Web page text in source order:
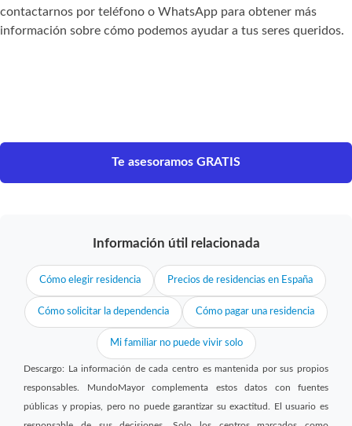
contactarnos por teléfono o WhatsApp para obtener más
información sobre cómo podemos ayudar a tus seres queridos.
Te asesoramos GRATIS
Información útil relacionada
Cómo elegir residencia Precios de residencias en España
Cómo solicitar la dependencia Cómo pagar una residencia
Mi familiar no puede vivir solo
Descargo: La información de cada centro es mantenida por sus propios
responsables. MundoMayor complementa estos datos con fuentes
públicas y propias, pero no puede garantizar su exactitud. El usuario es